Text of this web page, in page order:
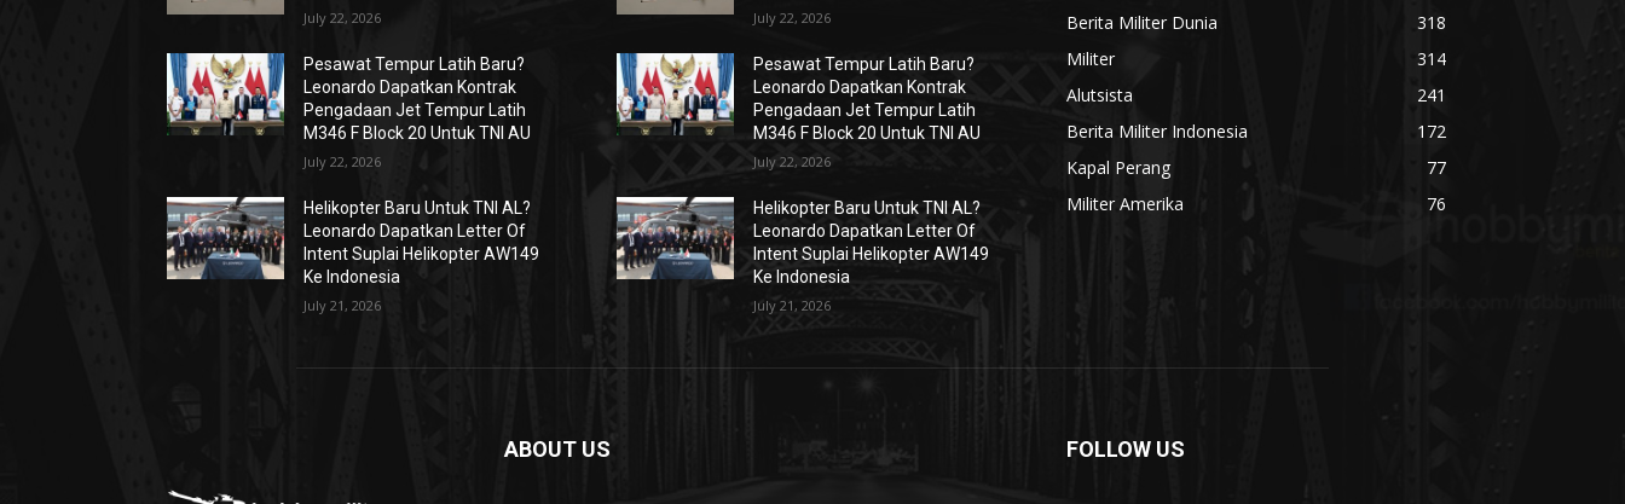
July 22, 2026
Pesawat Tempur Latih Baru?
Leonardo Dapatkan Kontrak
Pengadaan Jet Tempur Latih
M346 F Block 20 Untuk TNI AU
July 22, 2026
Helikopter Baru Untuk TNI AL?
Leonardo Dapatkan Letter Of
Intent Suplai Helikopter AW149
Ke Indonesia
July 21, 2026
July 22, 2026
Pesawat Tempur Latih Baru?
Leonardo Dapatkan Kontrak
Pengadaan Jet Tempur Latih
M346 F Block 20 Untuk TNI AU
July 22, 2026
Helikopter Baru Untuk TNI AL?
Leonardo Dapatkan Letter Of
Intent Suplai Helikopter AW149
Ke Indonesia
July 21, 2026
Berita Militer Dunia
318
Militer
314
Alutsista
241
Berita Militer Indonesia
172
Kapal Perang
77
Militer Amerika
76
ABOUT US FOLLOW US